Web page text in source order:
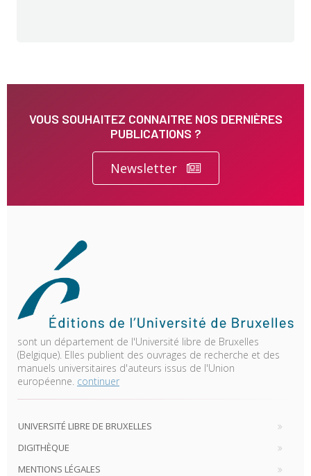
VOUS SOUHAITEZ CONNAITRE NOS DERNIÈRES
PUBLICATIONS ?
Newsletter
sont un département de l'Université libre de Bruxelles
(Belgique). Elles publient des ouvrages de recherche et des
manuels universitaires d'auteurs issus de l'Union
européenne. continuer
UNIVERSITÉ LIBRE DE BRUXELLES
DIGITHÈQUE
MENTIONS LÉGALES